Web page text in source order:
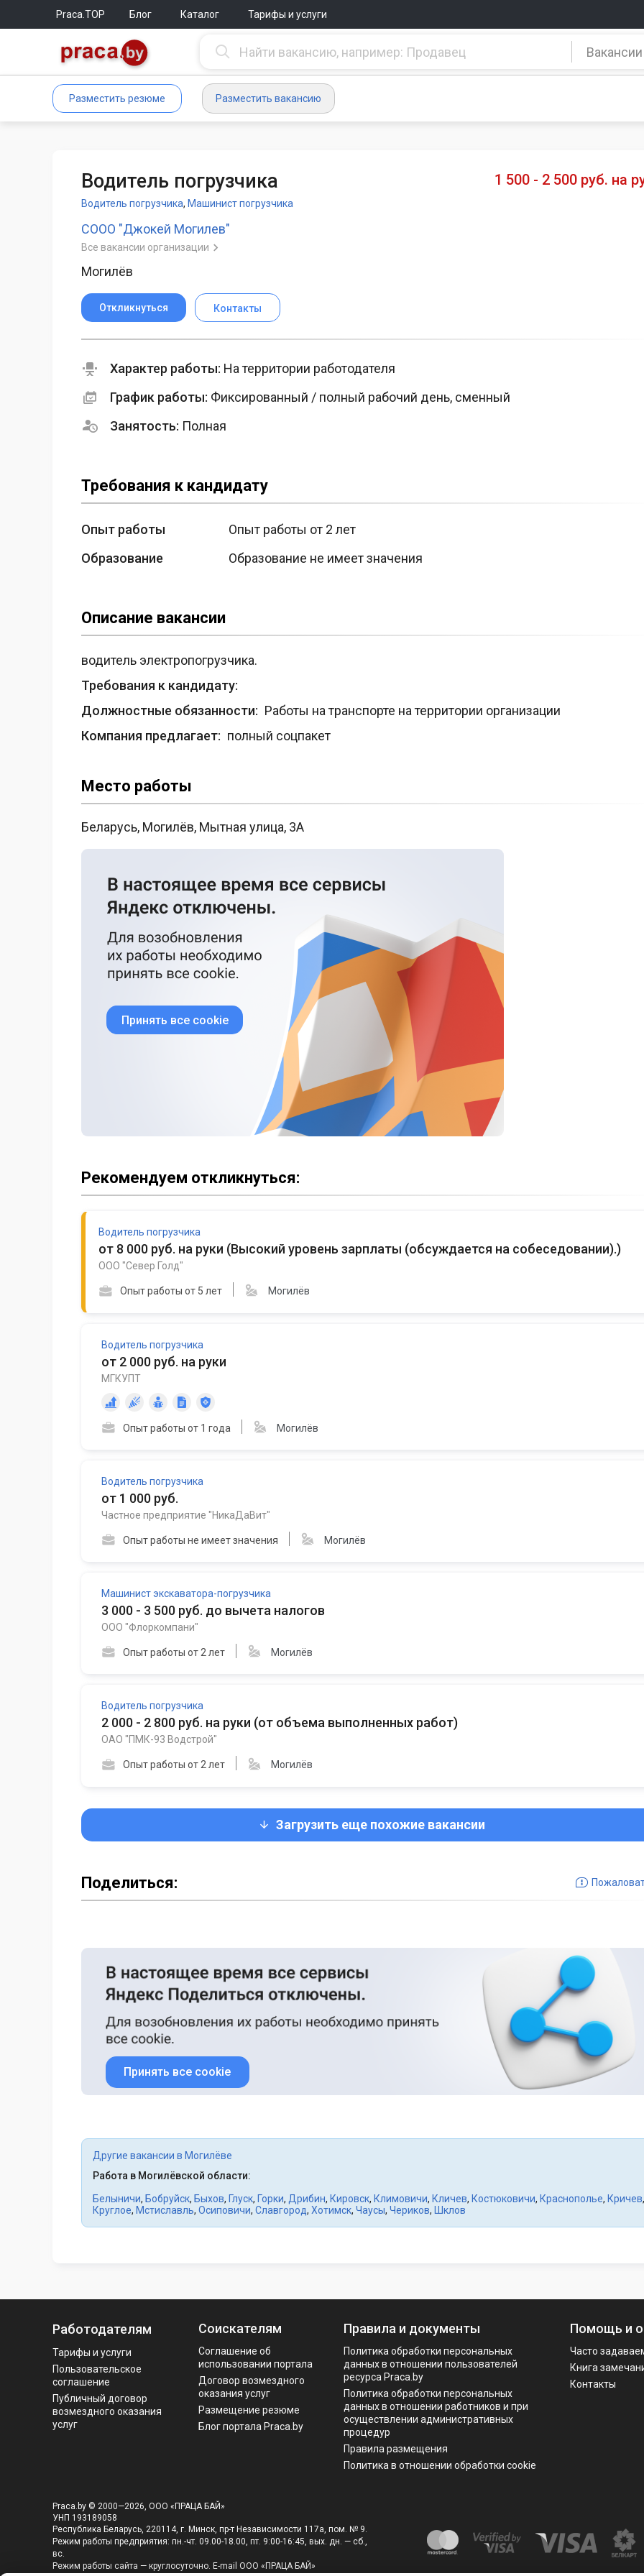
Praca.TOP Блог Каталог Тарифы и услуги
Вакансии
Разместить резюме Разместить вакансию
Водитель погрузчика
Водитель погрузчика, Машинист погрузчика
1 500 - 2 500 руб. на
СООО "Джокей Могилев"
Все вакансии организации
Могилёв
Откликнуться Контакты
Характер работы: На территории работодателя
График работы: Фиксированный / полный рабочий день, сменный
Занятость: Полная
Требования к кандидату
Опыт работы
Опыт работы от 2 лет
Образование
Образование не имеет значения
Описание вакансии
водитель электропогрузчика.
Требования к кандидату:
Должностные обязанности: Работы на транспорте на территории организации
Компания предлагает: полный соцпакет
Место работы
Беларусь, Могилёв, Мытная улица, 3А
Принять все cookie
Рекомендуем откликнуться:
Водитель погрузчика
от 8 000 руб. на руки (Высокий уровень зарплаты (обсуждается на собеседовании).)
ООО "Север Голд"
Опыт работы от 5 лет Могилёв
Водитель погрузчика
от 2 000 руб. на руки
МГКУПТ
Опыт работы от 1 года Могилёв
Водитель погрузчика
от 1 000 руб.
Частное предприятие "НикаДаВит"
Опыт работы не имеет значения Могилёв
Машинист экскаватора-погрузчика
3 000 - 3 500 руб. до вычета налогов
ООО "Флоркомпани"
Опыт работы от 2 лет Могилёв
Водитель погрузчика
2 000 - 2 800 руб. на руки (от объема выполненных работ)
ОАО "ПМК-93 Водстрой"
Опыт работы от 2 лет Могилёв
Загрузить еще похожие вакансии
Поделиться:
Принять все cookie
Другие вакансии в Могилёве
Работа в Могилёвской области:
Белыничи, Бобруйск, Быхов, Глуск, Горки, Дрибин, Кировск, Климовичи, Кличев, Костюковичи, Краснополье, Кричев,
Круглое, Мстиславль, Осиповичи, Славгород, Хотимск, Чаусы, Чериков, Шклов
Работодателям
Тарифы и услуги
Пользовательское
соглашение
Публичный договор
возмездного оказания
услуг
Соискателям
Соглашение об
использовании портала
Договор возмездного
оказания услуг
Размещение резюме
Блог портала Praca.by
Правила и документы
Политика обработки персональных
данных в отношении пользователей
ресурса Praca.by
Политикa обработки персональных
данных в отношении работников и при
осуществлении административных
процедур
Правила размещения
Политика в отношении обработки cookie
Помощь и
Часто
Книга
Контакты
Praca.by © 2000—2026, ООО «ПРАЦА БАЙ»
УНП 193189058
Республика Беларусь, 220114, г. Минск, пр-т Независимости 117а, пом. № 9.
Режим работы предприятия: пн.-чт. 09.00-18.00, пт. 9:00-16:45, вых. дн. — сб.,
вс.
Режим работы сайта — круглосуточно. E-mail ООО «ПРАЦА БАЙ»